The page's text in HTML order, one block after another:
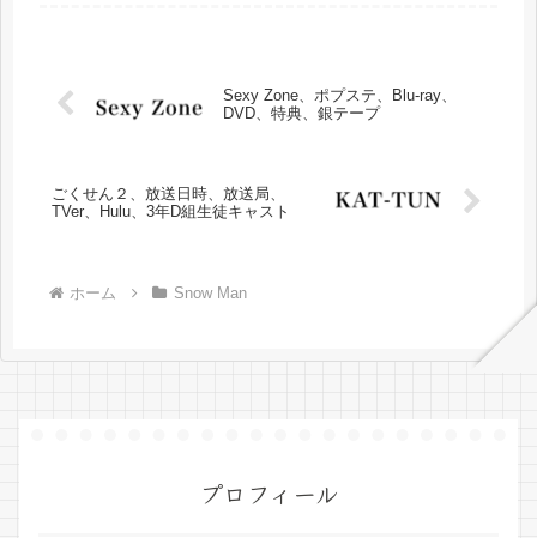
Sexy Zone、ポプステ、Blu-ray、
DVD、特典、銀テープ
ごくせん２、放送日時、放送局、
TVer、Hulu、3年D組生徒キャスト
ホーム Snow Man
プロフィール